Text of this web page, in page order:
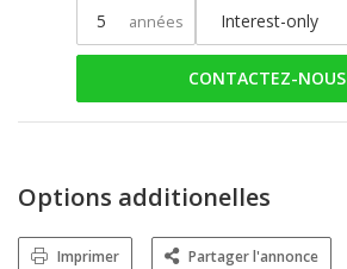
années
CONTACTEZ-NOUS
Options additionelles
Imprimer Partager l'annonce